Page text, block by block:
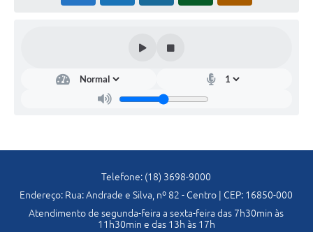
Audiência Pública
Planejamento
Turismo
Telefone: (18) 3698-9000
Endereço: Rua: Andrade e Silva, nº 82 - Centro | CEP: 16850-000
Atendimento de segunda-feira a sexta-feira das 7h30min às
11h30min e das 13h às 17h